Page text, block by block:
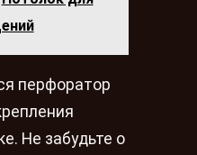
перфоратор
Не забудьте о